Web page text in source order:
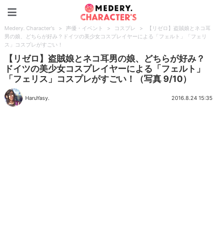
Medery. Character's > 声優・イベント > コスプレ >
【リゼロ】盗賊娘とネコ耳
男の娘、どちらが好み？ドイツの美少女コスプレイヤーによる「フェルト」「フェリ
ス」コスプレがすごい！
【リゼロ】盗賊娘とネコ耳男の娘、どちらが好み？
ドイツの美少女コスプレイヤーによる「フェルト」
「フェリス」コスプレがすごい！（写真 9/10）
HaruYasy. 2016.8.24 15:35